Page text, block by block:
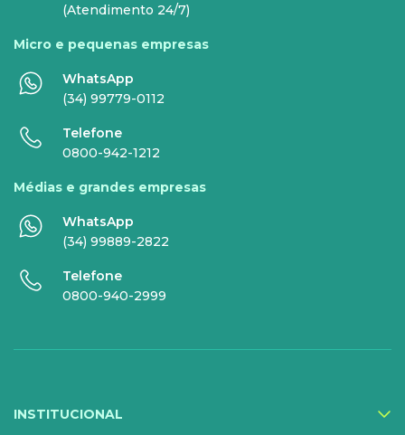
Internet Fibra
Comunicação de Dados
Super Wi-Fi
Internet Essence
SERVIÇOS
DIGITAIS
Compartilhe Energia
Exa Segurança
(Atendimento 24/7)
Micro e pequenas empresas
WhatsApp
(34) 99779-0112
Telefone
0800-942-1212
Médias e grandes empresas
WhatsApp
(34) 99889-2822
Telefone
0800-940-2999
INSTITUCIONAL